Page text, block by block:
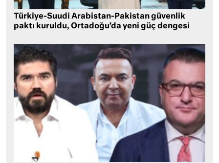
Türkiye-Suudi Arabistan-Pakistan güvenlik
paktı kuruldu, Ortadoğu’da yeni güç dengesi